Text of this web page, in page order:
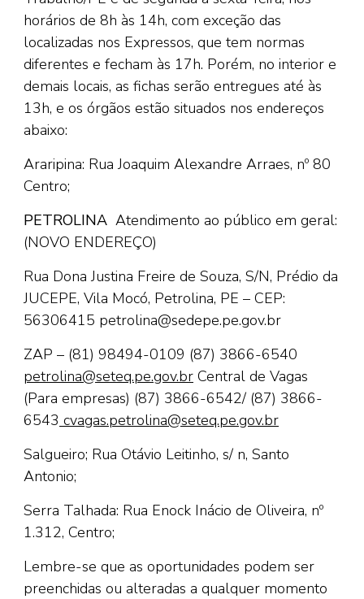
horários de 8h às 14h, com exceção das
localizadas nos Expressos, que tem normas
diferentes e fecham às 17h. Porém, no interior e
demais locais, as fichas serão entregues até às
13h, e os órgãos estão situados nos endereços
abaixo:
Araripina: Rua Joaquim Alexandre Arraes, nº 80
Centro;
PETROLINA Atendimento ao público em geral:
(NOVO ENDEREÇO)
Rua Dona Justina Freire de Souza, S/N, Prédio da
JUCEPE, Vila Mocó, Petrolina, PE – CEP:
56306415 petrolina@sedepe.pe.gov.br
ZAP – (81) 98494-0109 (87) 3866-6540
petrolina@seteq.pe.gov.br Central de Vagas
(Para empresas) (87) 3866-6542/ (87) 3866-
6543 cvagas.petrolina@seteq.pe.gov.br
Salgueiro; Rua Otávio Leitinho, s/ n, Santo
Antonio;
Serra Talhada: Rua Enock Inácio de Oliveira, nº
1.312, Centro;
Lembre-se que as oportunidades podem ser
preenchidas ou alteradas a qualquer momento